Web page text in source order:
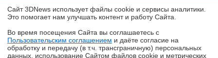
ЗАЩИЩЕНО CURATOR
© 1997—2026 Электронное периодическое издание "3ДНьюс" | Свидетельство о
выдано Федеральной Службой по надзору за соблюдением законодательства в сфере
массовых коммуникаций и охране культурного наследия
При цитировании документа ссылка на сайт с указанием автора обязательна. Полное
заимствование документа является нарушением
Сайт 3DNews использует файлы cookie и сервисы аналитики.
Это помогает нам улучшать контент и работу Cайта.
Во время посещения Cайта вы соглашаетесь с
Пользовательским соглашением и даёте согласие на
обработку и передачу (в т.ч. трансграничную) персональных
данных, использование Cайтом файлов cookie и метрических